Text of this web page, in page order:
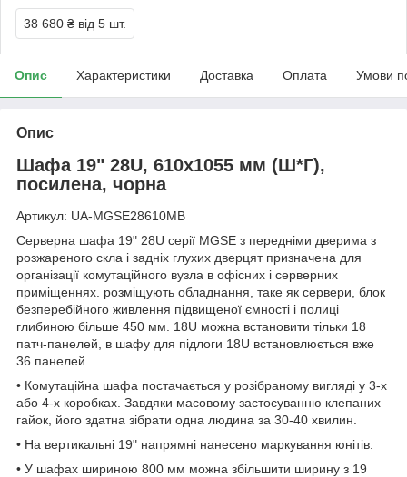
38 680 ₴ від 5 шт.
Опис Характеристики Доставка Оплата Умови
Опис
Шафа 19" 28U, 610х1055 мм (Ш*Г),
посилена, чорна
Артикул: UA-MGSE28610MB
Серверна шафа 19" 28U серії MGSE з передніми дверима з
розжареного скла і задніх глухих дверцят призначена для
організації комутаційного вузла в офісних і серверних
приміщеннях. розміщують обладнання, таке як сервери, блок
безперебійного живлення підвищеної ємності і полиці
глибиною більше 450 мм. 18U можна встановити тільки 18
патч-панелей, в шафу для підлоги 18U встановлюється вже
36 панелей.
• Комутаційна шафа постачається у розібраному вигляді у 3-х
або 4-х коробках. Завдяки масовому застосуванню клепаних
гайок, його здатна зібрати одна людина за 30-40 хвилин.
• На вертикальні 19" напрямні нанесено маркування юнітів.
• У шафах шириною 800 мм можна збільшити ширину з 19